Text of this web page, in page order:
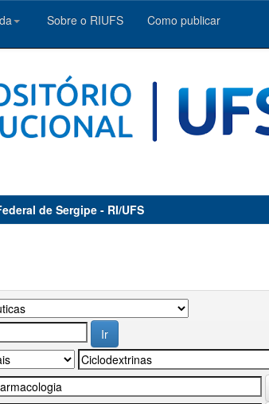
Sobre o RIUFS Como publicar
de Sergipe - RI/UFS